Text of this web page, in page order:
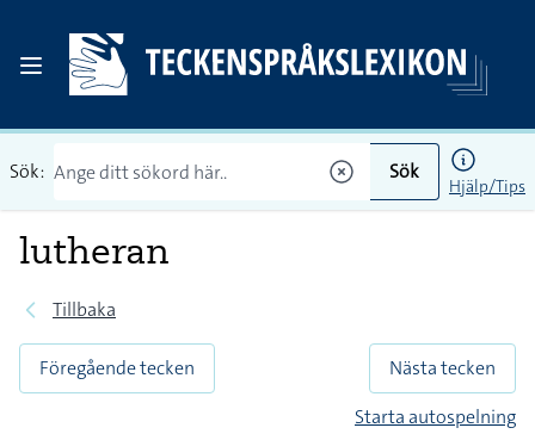
Sök: Sök
Hjälp/Tips
lutheran
Tillbaka
Föregående tecken
Nästa tecken
Starta autospelning